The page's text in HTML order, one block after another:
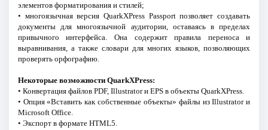
элементов форматирования и стилей;
• многоязычная версия QuarkXPress Passport позволяет создавать
документы для многоязычной аудитории, оставаясь в пределах
привычного интерфейса. Она содержит правила переноса и
выравнивания, а также словари для многих языков, позволяющих
проверять орфографию.
Некоторые возможности QuarkXPress:
• Конвертация файлов PDF, Illustrator и EPS в объекты QuarkXPress.
• Опция «Вставить как собственные объекты» файлы из Illustrator и
Microsoft Office.
• Экспорт в формате HTML5.